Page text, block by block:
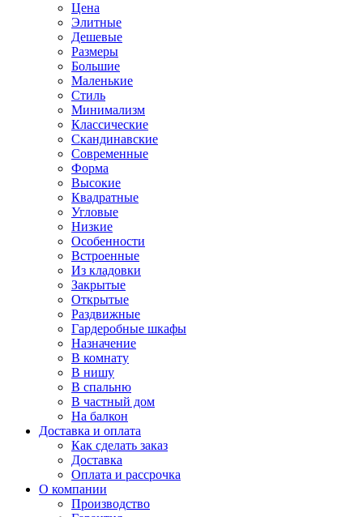
Цена
Элитные
Дешевые
Размеры
Большие
Маленькие
Стиль
Минимализм
Классические
Скандинавские
Современные
Форма
Высокие
Квадратные
Угловые
Низкие
Особенности
Встроенные
Из кладовки
Закрытые
Открытые
Раздвижные
Гардеробные шкафы
Назначение
В комнату
В нишу
В спальню
В частный дом
На балкон
Доставка и оплата
Как сделать заказ
Доставка
Оплата и рассрочка
О компании
Производство